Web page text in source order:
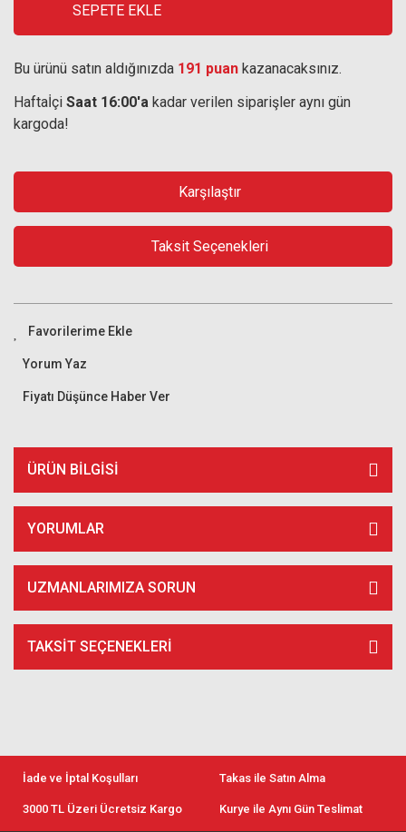
SEPETE EKLE
Bu ürünü satın aldığınızda 191 puan kazanacaksınız.
Haftaİçi Saat 16:00'a kadar verilen siparişler aynı gün
kargoda!
Karşılaştır
Taksit Seçenekleri
Yorum Yaz
Fiyatı Düşünce Haber Ver
ÜRÜN BILGISI
YORUMLAR
UZMANLARIMIZA SORUN
TAKSIT SEÇENEKLERI
İade ve İptal Koşulları Takas ile Satın Alma
3000 TL Üzeri Ücretsiz Kargo Kurye ile Aynı Gün Teslimat